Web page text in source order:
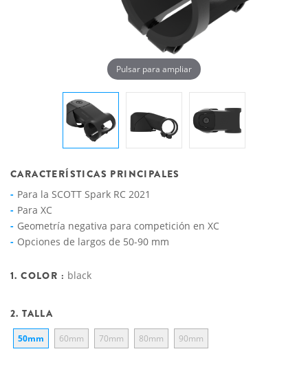
Pulsar para ampliar
CARACTERÍSTICAS PRINCIPALES
Para la SCOTT Spark RC 2021
Para XC
Geometría negativa para competición en XC
Opciones de largos de 50-90 mm
1. COLOR : black
2. TALLA
50mm 60mm 70mm 80mm 90mm